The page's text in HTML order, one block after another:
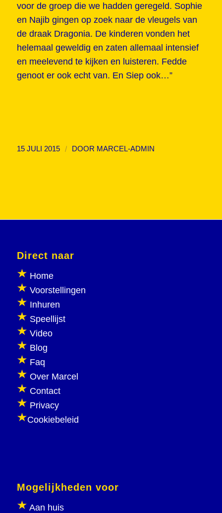
voor de groep die we hadden geregeld. Sophie
en Najib gingen op zoek naar de vleugels van
de draak Dragonia. De kinderen vonden het
helemaal geweldig en zaten allemaal intensief
en meelevend te kijken en luisteren. Fedde
genoot er ook echt van. En Siep ook…”
15 JULI 2015 / DOOR MARCEL-ADMIN
Direct naar
Home
Voorstellingen
Inhuren
Speellijst
Video
Blog
Faq
Over Marcel
Contact
Privacy
Cookiebeleid
Mogelijkheden voor
Aan huis